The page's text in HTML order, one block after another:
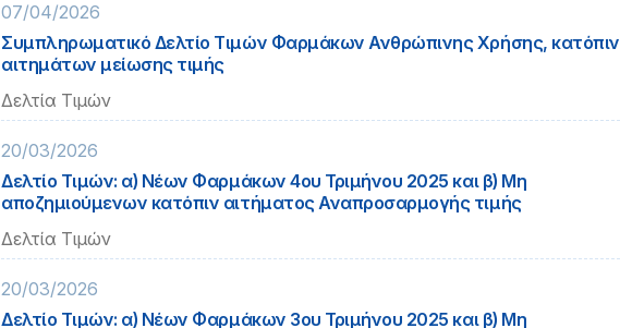
07/04/2026
Συμπληρωματικό Δελτίο Τιμών Φαρμάκων Ανθρώπινης Χρήσης, κατόπιν
αιτημάτων μείωσης τιμής
Δελτία Τιμών
20/03/2026
Δελτίο Τιμών: α) Νέων Φαρμάκων 4ου Τριμήνου 2025 και β) Μη
αποζημιούμενων κατόπιν αιτήματος Αναπροσαρμογής τιμής
Δελτία Τιμών
20/03/2026
Δελτίο Τιμών: α) Νέων Φαρμάκων 3ου Τριμήνου 2025 και β) Μη